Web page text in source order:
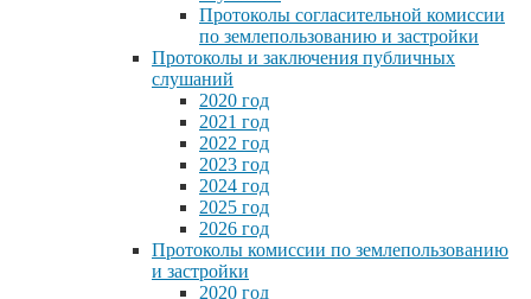
Протоколы согласительной комиссии
по землепользованию и застройки
Протоколы и заключения публичных
слушаний
2020 год
2021 год
2022 год
2023 год
2024 год
2025 год
2026 год
Протоколы комиссии по землепользованию
и застройки
2020 год